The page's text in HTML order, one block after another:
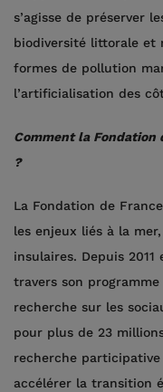
s’agisse de préserver
biodiversité littorale et
formes de pollution
l’artificialisation des
Comment la Fondation
?
La Fondation de
les enjeux liés à la
insulaires. Depuis
travers son
recherche sur les
pour plus de 23
recherche
accélérer la transition